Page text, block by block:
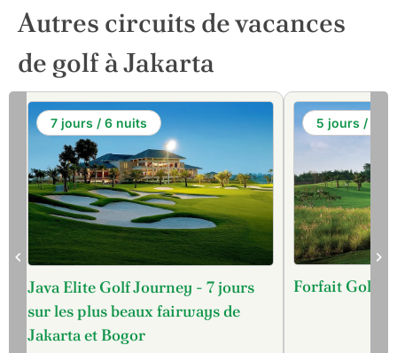
Autres circuits de vacances
de golf à Jakarta
7 jours / 6 nuits
Java Elite Golf Journey - 7 jours
sur les plus beaux fairways de
Jakarta et Bogor
5 jours / 4
Forfait Golf